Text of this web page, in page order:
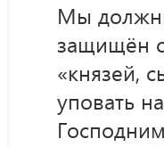
Мы
защищён
«князей,
уповать